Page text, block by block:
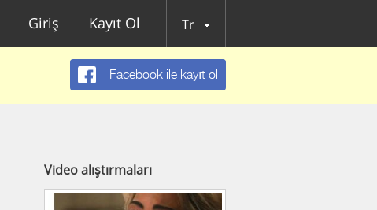
Giriş Kayıt Ol Tr
Facebook ile kayıt ol
Video alıştırmaları